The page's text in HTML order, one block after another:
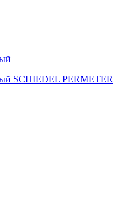
SCHIEDEL PERMETER